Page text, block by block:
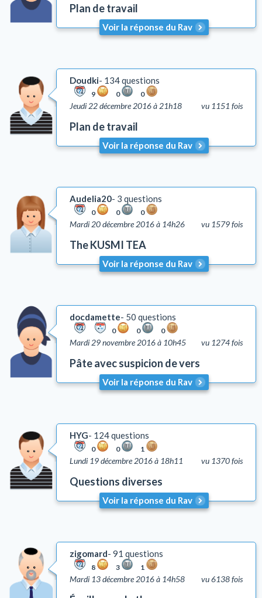
Plan de travail
Voir la réponse du Rav
Doudki 134 questions
9 0 0
vu 1151 fois
Jeudi 22 décembre 2016 à 21h18
Plan de travail
Voir la réponse du Rav
Audelia20 3 questions
0 0 0
vu 1579 fois
Mardi 20 décembre 2016 à 14h26
The KUSMI TEA
Voir la réponse du Rav
docdamette 50 questions
0 0 0
vu 1274 fois
Mardi 29 novembre 2016 à 10h45
Pâte avec suspicion de vers
Voir la réponse du Rav
HYG 124 questions
0 0 1
vu 1370 fois
Lundi 19 décembre 2016 à 18h11
Questions diverses
Voir la réponse du Rav
zigomard 91 questions
8 3 1
vu 6138 fois
Mardi 13 décembre 2016 à 14h58